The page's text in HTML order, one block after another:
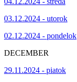
03.12.2024 - utorok
02.12.2024 - pondelok
DECEMBER
29.11.2024 - piatok